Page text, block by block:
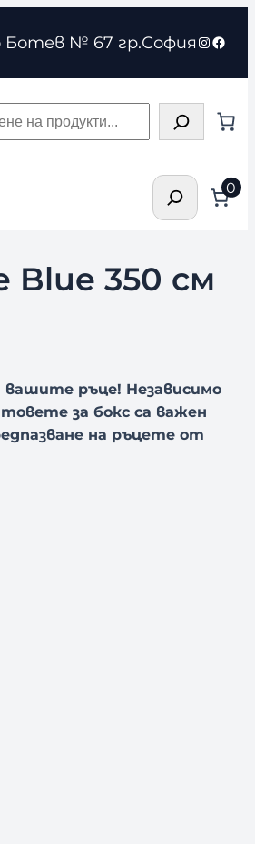
Ботев № 67 гр.София
Търсене0
Blue 350 см
вашите ръце! Независимо
за бокс са важен
на ръцете от